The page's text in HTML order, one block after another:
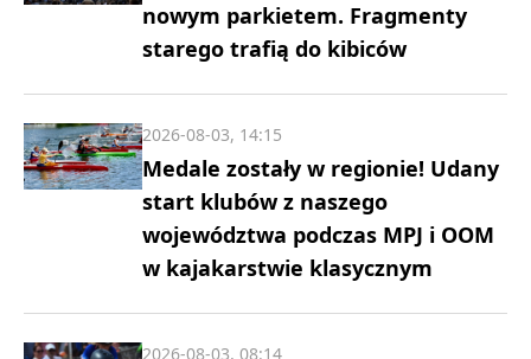
nowym parkietem. Fragmenty
starego trafią do kibiców
Medale zostały w regionie! Udany
start klubów z naszego
województwa podczas MPJ i OOM
w kajakarstwie klasycznym
2026-08-03, 14:15
2026-08-03, 08:14